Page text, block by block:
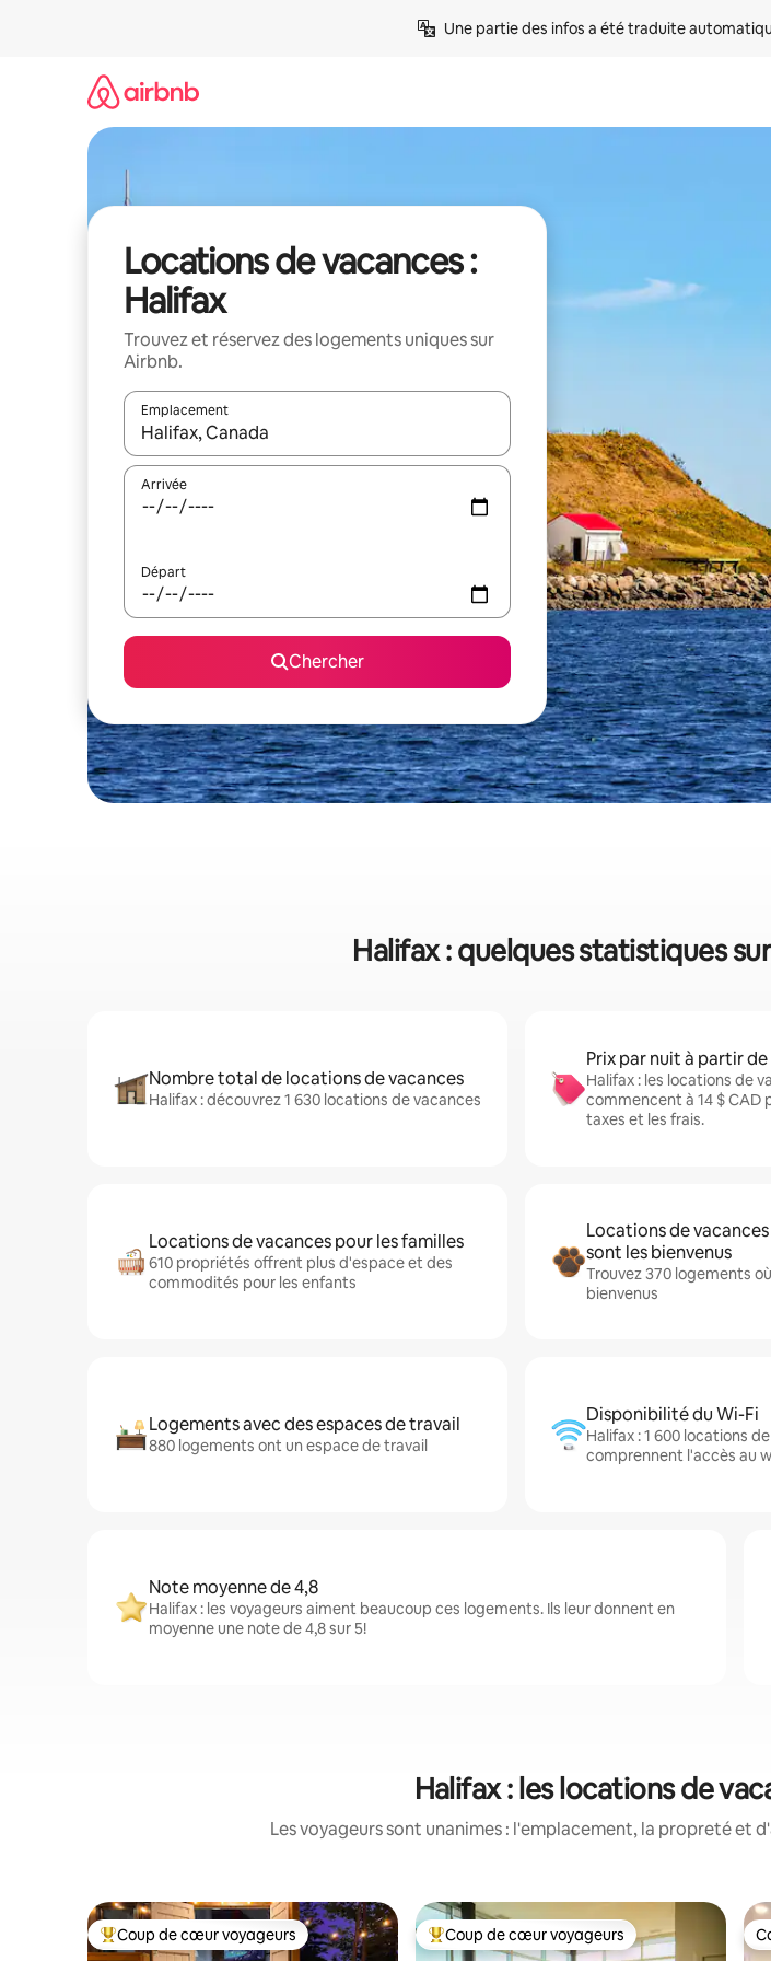
Une partie des infos a été traduite
Locations de vacances :
Halifax
Trouvez et réservez des logements uniques sur
Airbnb.
Emplacement
Quand les résultats sont affichés, parcourez-les en utilisant les flèches vers le haut et
Arrivée
Départ
Chercher
Halifax : quelques statistiques
Nombre total de locations de vacances
Halifax : découvrez 1 630 locations de vacances
Prix par nuit à partir de
Halifax : les locations de
commencent à 14 $ CAD
taxes et les frais.
Locations de vacances pour les familles
610 propriétés offrent plus d'espace et des
commodités pour les enfants
Locations de
sont les bienvenus
Trouvez 370 logements
bienvenus
Logements avec des espaces de travail
880 logements ont un espace de travail
Disponibilité du Wi-Fi
Halifax : 1 600 locations
comprennent l'accès au
Note moyenne de 4,8
Halifax : les voyageurs aiment beaucoup ces logements. Ils leur donnent en
moyenne une note de 4,8 sur 5!
Halifax : les locations de
Les voyageurs sont unanimes : l'emplacement, la propreté et
Coup de cœur voyageurs parmi les plus aimés
Coup de cœur voyageurs Coup de cœur voyageurs parmi les plus aimés
Coup de cœur voyageurs